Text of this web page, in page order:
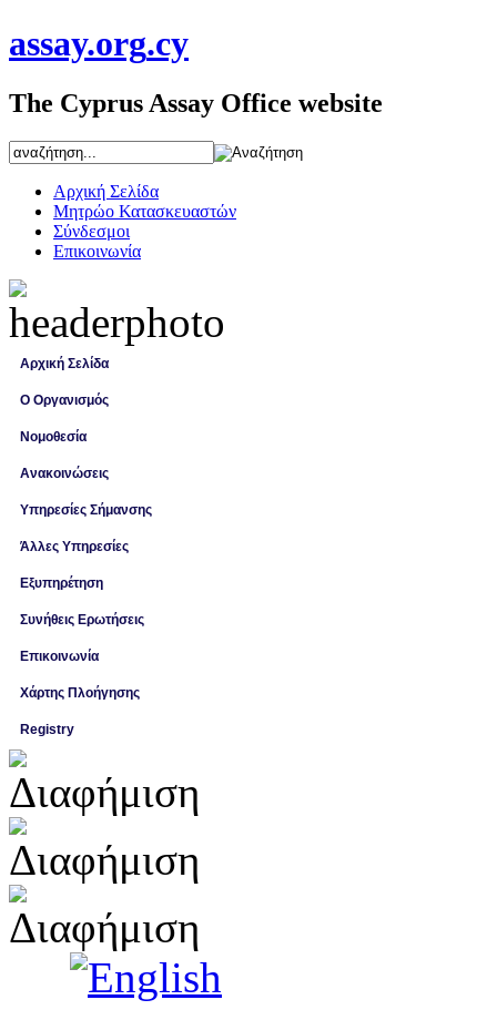
assay.org.cy
The Cyprus Assay Office website
Αρχική Σελίδα
Μητρώο Κατασκευαστών
Σύνδεσμοι
Επικοινωνία
Αρχική Σελίδα
Ο Οργανισμός
Νομοθεσία
Ανακοινώσεις
Υπηρεσίες Σήμανσης
Άλλες Υπηρεσίες
Εξυπηρέτηση
Συνήθεις Ερωτήσεις
Επικοινωνία
Χάρτης Πλοήγησης
Registry